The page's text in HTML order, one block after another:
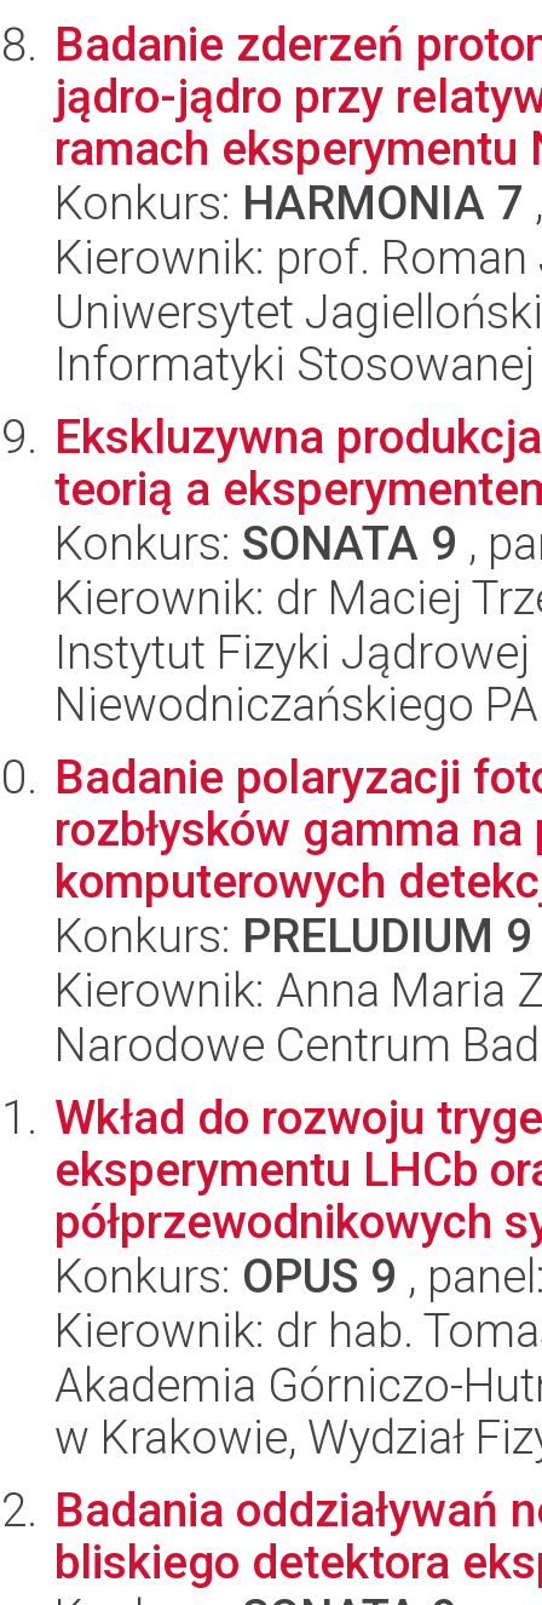
Badanie zderzeń
jądro-jądro przy
ramach eksperymentu
Konkurs: HARMONIA 7
Kierownik: prof. Roman
Uniwersytet
Informatyki Stosowanej
Ekskluzywna
teorią a
Konkurs: SONATA 9 ,
Kierownik: dr Maciej
Instytut Fizyki
Niewodniczańskiego
Badanie polaryzacji
rozbłysków gamma
komputerowych
Konkurs: PRELUDIUM 9
Kierownik: Anna Maria
Narodowe Centrum
Wkład do rozwoju
eksperymentu LHCb
półprzewodnikowych
Konkurs: OPUS 9 ,
Kierownik: dr hab.
Akademia Górniczo-
w Krakowie, Wydział
Badania oddziaływań
bliskiego detektora